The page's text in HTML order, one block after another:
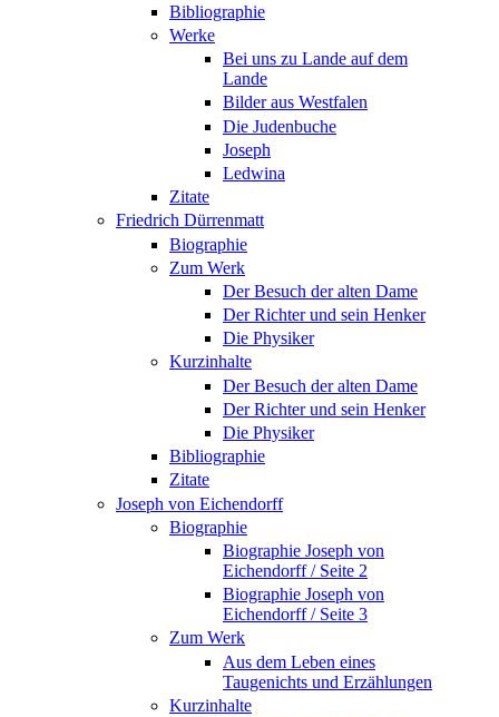
Bibliographie
Werke
Bei uns zu Lande auf dem
Lande
Bilder aus Westfalen
Die Judenbuche
Joseph
Ledwina
Zitate
Friedrich Dürrenmatt
Biographie
Zum Werk
Der Besuch der alten Dame
Der Richter und sein Henker
Die Physiker
Kurzinhalte
Der Besuch der alten Dame
Der Richter und sein Henker
Die Physiker
Bibliographie
Zitate
Joseph von Eichendorff
Biographie
Biographie Joseph von
Eichendorff / Seite 2
Biographie Joseph von
Eichendorff / Seite 3
Zum Werk
Aus dem Leben eines
Taugenichts und Erzählungen
Kurzinhalte